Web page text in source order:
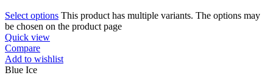
Select options This product has multiple variants. The options may
be chosen on the product page
Quick view
Compare
Add to wishlist
Blue Ice